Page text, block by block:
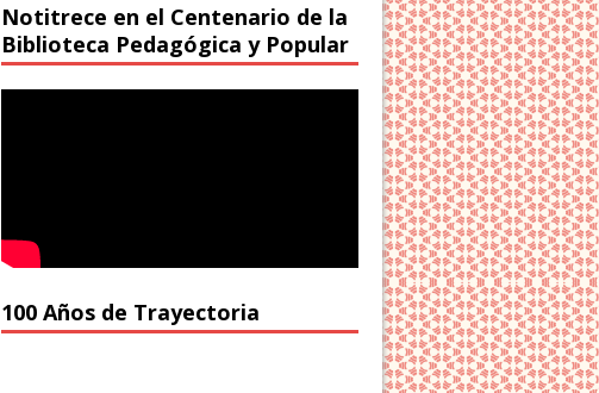
Notitrece en el Centenario de la
Biblioteca Pedagógica y Popular
100 Años de Trayectoria